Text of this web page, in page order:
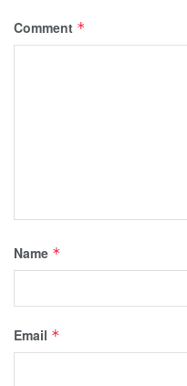
Comment *
Name *
Email *